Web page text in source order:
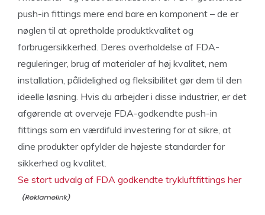
push-in fittings mere end bare en komponent – de er
nøglen til at opretholde produktkvalitet og
forbrugersikkerhed. Deres overholdelse af FDA-
reguleringer, brug af materialer af høj kvalitet, nem
installation, pålidelighed og fleksibilitet gør dem til den
ideelle løsning. Hvis du arbejder i disse industrier, er det
afgørende at overveje FDA-godkendte push-in
fittings som en værdifuld investering for at sikre, at
dine produkter opfylder de højeste standarder for
sikkerhed og kvalitet.
Se stort udvalg af FDA godkendte trykluftfittings her